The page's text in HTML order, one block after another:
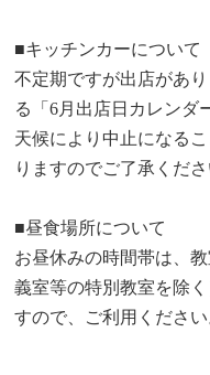
■キッチンカーについて
不定期ですが出店があ
る「6月出店日カレンダ
天候により中止になる
りますのでご了承くださ
■昼食場所について
お昼休みの時間帯は、
義室等の特別教室を除
すので、ご利用ください